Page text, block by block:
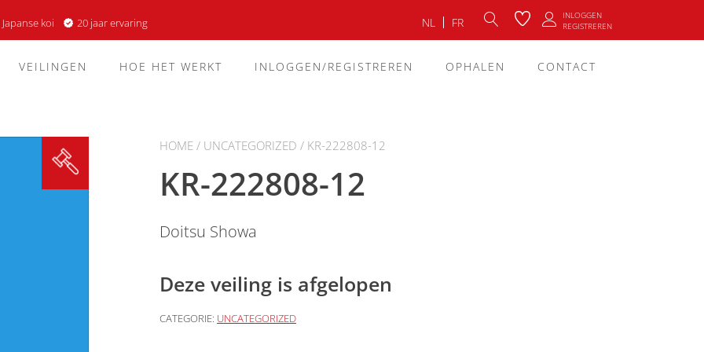
koi 20 jaar ervaring NL FR
INLOGGEN
REGISTREREN
VEILINGEN HOE HET WERKT INLOGGEN/REGISTREREN OPHALEN CONTACT
HOME / UNCATEGORIZED / KR-222808-12
KR-222808-12
Doitsu Showa
Deze veiling is afgelopen
CATEGORIE: UNCATEGORIZED